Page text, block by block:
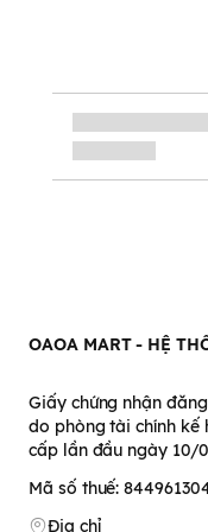
OAOA MART - HỆ
Giấy chứng nhận
do phòng tài chính kế
cấp lần đầu ngày 10/
Mã số thuế:
Địa chỉ